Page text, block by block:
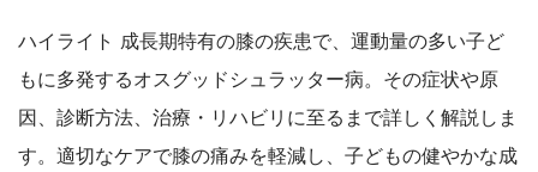
ハイライト 成長期特有の膝の疾患で、運動量の多い子ど
もに多発するオスグッドシュラッター病。その症状や原
因、診断方法、治療・リハビリに至るまで詳しく解説しま
す。適切なケアで膝の痛みを軽減し、子どもの健やかな成